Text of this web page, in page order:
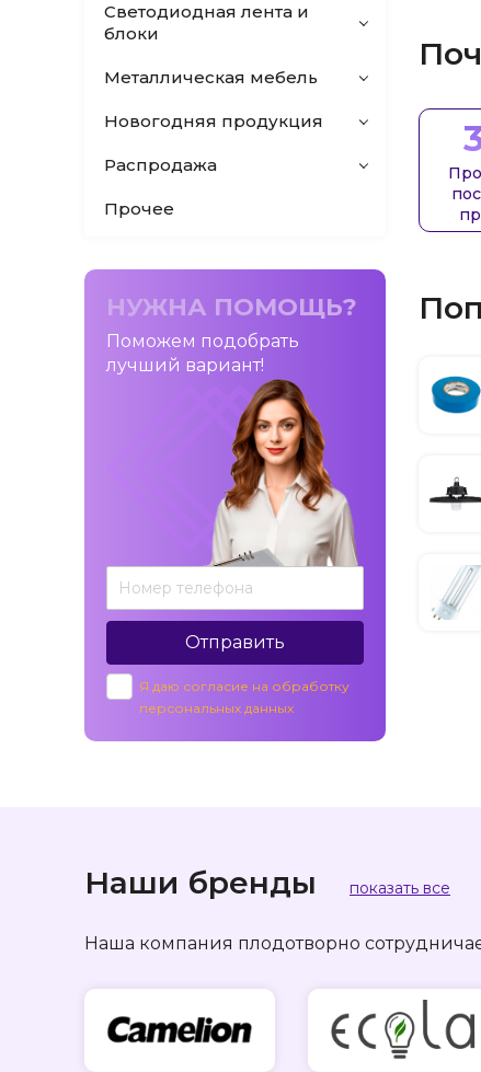
Светодиодная лента и
блоки
Металлическая мебель
Новогодняя продукция
Распродажа
Прочее
НУЖНА ПОМОЩЬ?
Поможем подобрать
лучший вариант!
Отправить
Я даю согласие на обработку
персональных данных
Наши бренды показать все
Наша компания плодотворно